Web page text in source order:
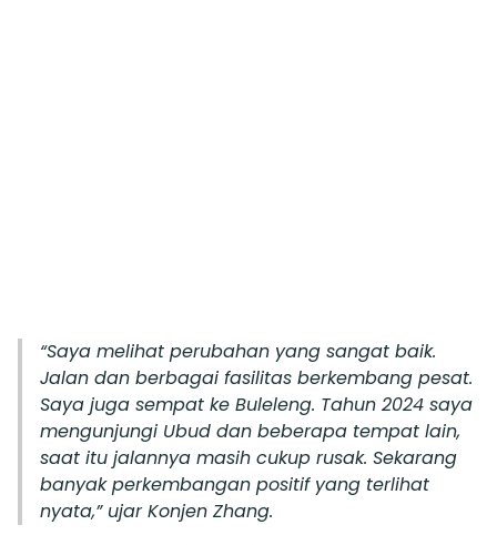
“Saya melihat perubahan yang sangat baik.
Jalan dan berbagai fasilitas berkembang pesat.
Saya juga sempat ke Buleleng. Tahun 2024 saya
mengunjungi Ubud dan beberapa tempat lain,
saat itu jalannya masih cukup rusak. Sekarang
banyak perkembangan positif yang terlihat
nyata,” ujar Konjen Zhang.